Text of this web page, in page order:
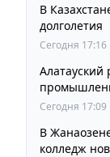
В
долголетия
Сегодня 17:16
Алатауский
Сегодня 17:09
В
колледж